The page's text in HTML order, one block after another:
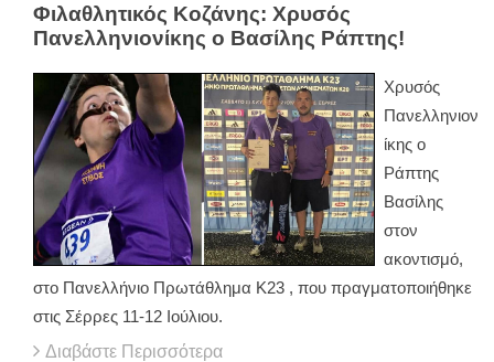
Φιλαθλητικός Κοζάνης: Χρυσός
Πανελληνιονίκης ο Βασίλης Ράπτης!
Χρυσός
Πανελληνιον
ίκης ο
Ράπτης
Βασίλης
στον
ακοντισμό,
στο Πανελλήνιο Πρωτάθλημα Κ23 , που πραγματοποιήθηκε
στις Σέρρες 11-12 Ιούλιου.
Διαβάστε Περισσότερα